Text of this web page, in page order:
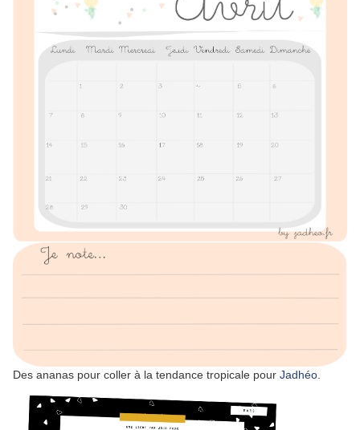
Des ananas pour coller à la tendance tropicale pour Jadhéo